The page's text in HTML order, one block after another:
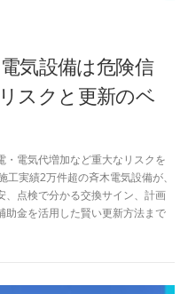
気設備は危険信
スクと更新のベ
電気代増加など重大なリスクを
実績2万件超の斉木電気設備が、
、点検で分かる交換サイン、計画
助金を活用した賢い更新方法まで